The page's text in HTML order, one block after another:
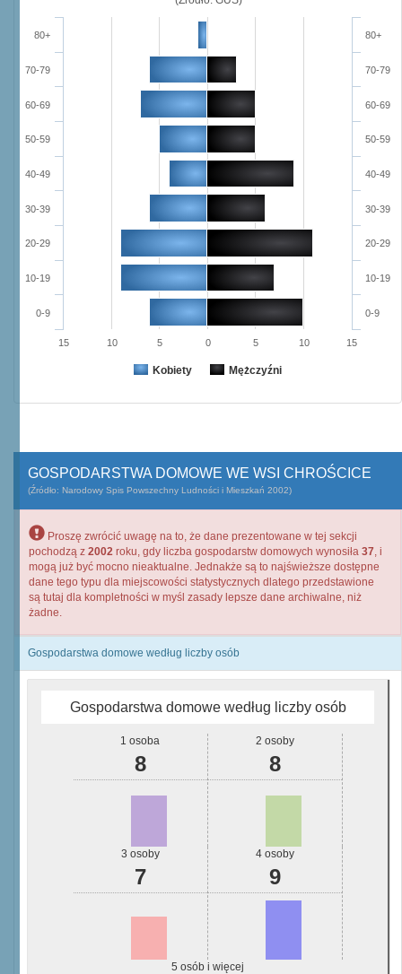
Kobiety Mężczyźni
0-9
10-19
20-29
30-39
40-49
50-59
60-69
70-79
80+
0-9
10-19
20-29
30-39
40-49
50-59
60-69
70-79
80+
15 10 5 0 5 10 15
GOSPODARSTWA DOMOWE WE WSI CHROŚCICE
(Źródło: Narodowy Spis Powszechny Ludności i Mieszkań 2002)
Proszę zwrócić uwagę na to, że dane prezentowane w tej sekcji
pochodzą z 2002 roku, gdy liczba gospodarstw domowych wynosiła 37, i
mogą już być mocno nieaktualne. Jednakże są to najświeższe dostępne
dane tego typu dla miejscowości statystycznych dlatego przedstawione
są tutaj dla kompletności w myśl zasady lepsze dane archiwalne, niż
żadne.
Gospodarstwa domowe według liczby osób
Gospodarstwa domowe według liczby osób
1 osoba
8
2 osoby
8
3 osoby
7
4 osoby
9
5 osób i więcej